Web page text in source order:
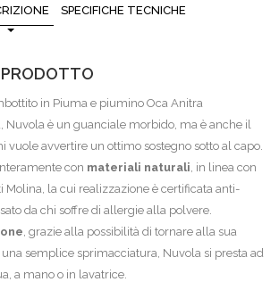
SPECIFICHE TECNICHE
in Piuma e piumino Oca Anitra
Nuvola è un guanciale morbido, ma è anche il
vuole avvertire un ottimo sostegno sotto al capo.
con materiali naturali, in linea con
Molina, la cui realizzazione è certificata anti-
da chi soffre di allergie alla polvere.
, grazie alla possibilità di tornare alla sua
semplice sprimacciatura, Nuvola si presta ad
a mano o in lavatrice.